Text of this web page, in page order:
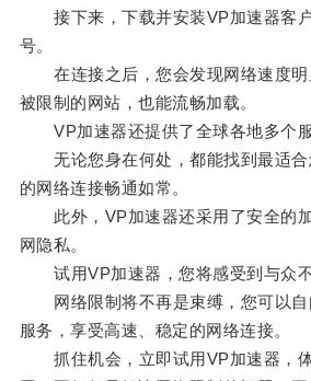
接下来，下载并安装VP加速器客户
号。
在连接之后，您会发现网络速度明
被限制的网站，也能流畅加载。
VP加速器还提供了全球各地多个服
无论您身在何处，都能找到最适合
的网络连接畅通如常。
此外，VP加速器还采用了安全的加
网隐私。
试用VP加速器，您将感受到与众不
网络限制将不再是束缚，您可以自
服务，享受高速、稳定的网络连接。
抓住机会，立即试用VP加速器，体